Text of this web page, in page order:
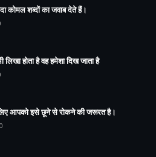
कोमल शब्दों का जवाब देते हैं।
होता है वह हमेशा दिख जाता है
आपको इसे छूने से रोकने की जरूरत है।